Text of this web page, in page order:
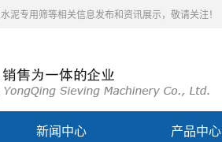
泥专用筛等相关信息发布和资讯展示，敬请关注！
新闻中心 产品中心